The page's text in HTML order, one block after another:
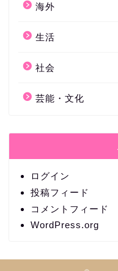
海外
生活
社会
芸能・文化
ログイン
投稿フィード
コメントフィード
WordPress.org